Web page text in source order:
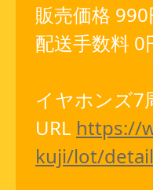
販売価格
配送手数料
イヤホンズ7
URL https://
kuji/lot/